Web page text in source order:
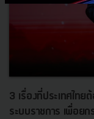
3 เรื่องที่ประเทศไท
ระบบราชการ เพื่อยก